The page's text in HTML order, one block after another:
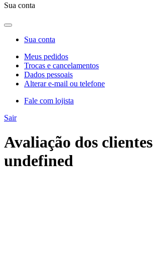
Sua conta
Sua conta
Meus pedidos
Trocas e cancelamentos
Dados pessoais
Alterar e-mail ou telefone
Fale com lojista
Sair
Avaliação dos clientes
undefined